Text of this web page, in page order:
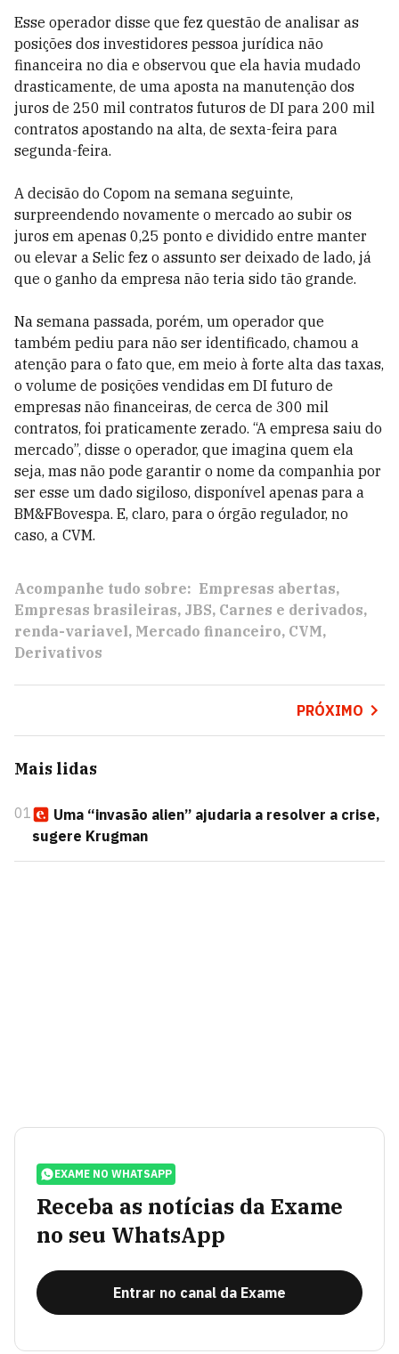
Esse operador disse que fez questão de analisar as
posições dos investidores pessoa jurídica não
financeira no dia e observou que ela havia mudado
drasticamente, de uma aposta na manutenção dos
juros de 250 mil contratos futuros de DI para 200 mil
contratos apostando na alta, de sexta-feira para
segunda-feira.
A decisão do Copom na semana seguinte,
surpreendendo novamente o mercado ao subir os
juros em apenas 0,25 ponto e dividido entre manter
ou elevar a Selic fez o assunto ser deixado de lado, já
que o ganho da empresa não teria sido tão grande.
Na semana passada, porém, um operador que
também pediu para não ser identificado, chamou a
atenção para o fato que, em meio à forte alta das taxas,
o volume de posições vendidas em DI futuro de
empresas não financeiras, de cerca de 300 mil
contratos, foi praticamente zerado. “A empresa saiu do
mercado”, disse o operador, que imagina quem ela
seja, mas não pode garantir o nome da companhia por
ser esse um dado sigiloso, disponível apenas para a
BM&FBovespa. E, claro, para o órgão regulador, no
caso, a CVM.
Acompanhe tudo sobre: Empresas abertas
Empresas brasileiras JBS Carnes e derivados
renda-variavel Mercado financeiro CVM
Derivativos
PRÓXIMO
Mais lidas
01
Uma “invasão alien” ajudaria a resolver a crise,
sugere Krugman
EXAME NO WHATSAPP
Receba as notícias da Exame
no seu WhatsApp
Entrar no canal da Exame